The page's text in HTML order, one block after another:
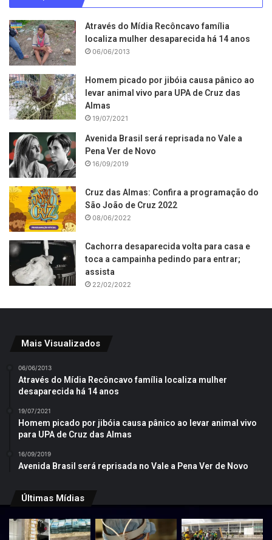
Através do Mídia Recôncavo família
localiza mulher desaparecida há 14 anos
06/06/2013
Homem picado por jibóia causa pânico ao
levar animal vivo para UPA de Cruz das
Almas
19/07/2021
Avenida Brasil será reprisada no Vale a
Pena Ver de Novo
16/09/2019
Cruz das Almas: Confira a programação do
São João de Cruz 2022
08/06/2022
Cachorra desaparecida volta para casa e
toca a campainha pedindo para entrar;
assista
22/02/2022
Mais Visualizados
06/06/2013
Através do Mídia Recôncavo família localiza mulher
desaparecida há 14 anos
19/07/2021
Homem picado por jibóia causa pânico ao levar animal vivo
para UPA de Cruz das Almas
16/09/2019
Avenida Brasil será reprisada no Vale a Pena Ver de Novo
Últimas Mídias